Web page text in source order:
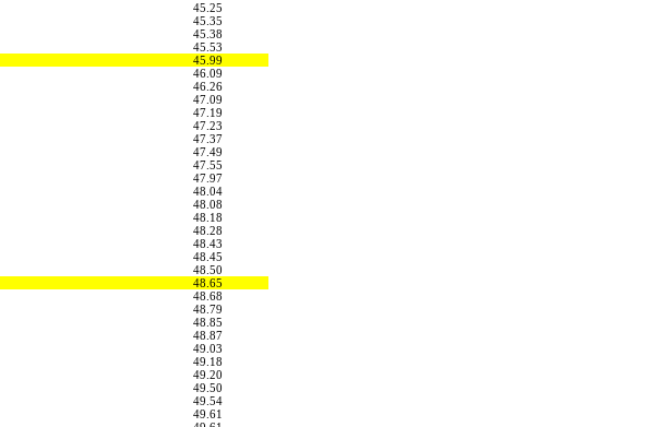
45.25
45.35
45.38
45.53
45.99
46.09
46.26
47.09
47.19
47.23
47.37
47.49
47.55
47.97
48.04
48.08
48.18
48.28
48.43
48.45
48.50
48.65
48.68
48.79
48.85
48.87
49.03
49.18
49.20
49.50
49.54
49.61